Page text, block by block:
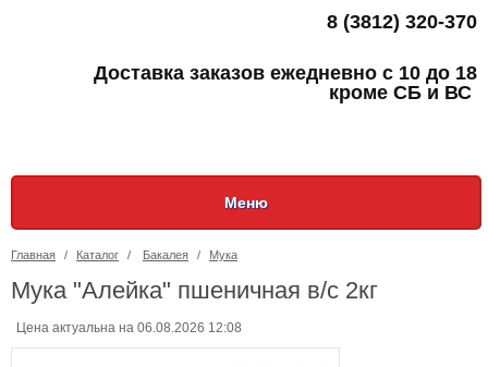
8 (3812) 320-370
Доставка заказов ежедневно с 10 до 18
кроме СБ и ВС
Меню
Главная / Каталог / Бакалея / Мука
Мука "Алейка" пшеничная в/с 2кг
Цена актуальна на 06.08.2026 12:08